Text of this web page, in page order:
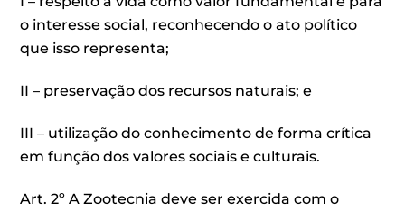
o interesse social, reconhecendo o ato político
que isso representa;
II – preservação dos recursos naturais; e
III – utilização do conhecimento de forma crítica
em função dos valores sociais e culturais.
Art. 2º A Zootecnia deve ser exercida com o